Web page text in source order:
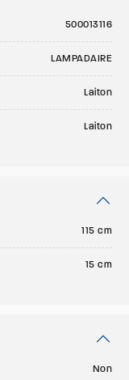
500013116
LAMPADAIRE
Laiton
Laiton
115 cm
15 cm
Non